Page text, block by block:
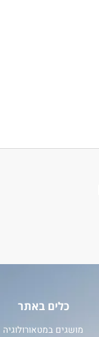
כלים באתר
מושגים במטאורולוגיה